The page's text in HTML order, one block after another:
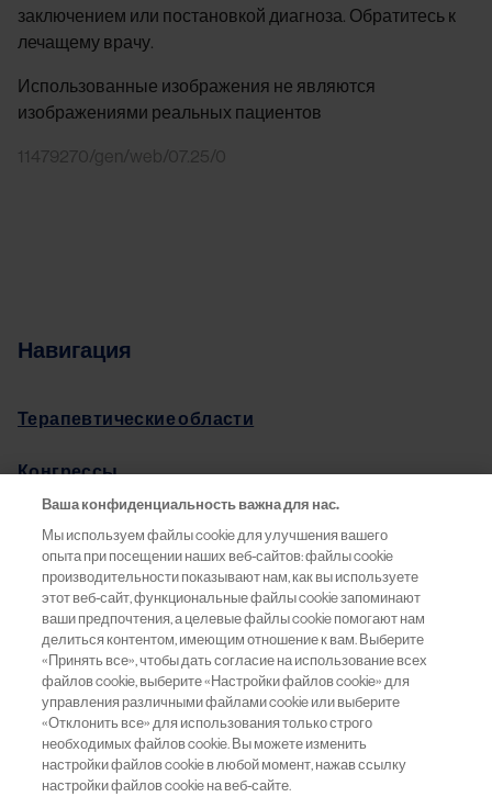
заключением или постановкой диагноза. Обратитесь к
лечащему врачу.
Использованные изображения не являются
изображениями реальных пациентов
11479270/gen/web/07.25/0
Навигация
Терапевтические области
Конгрессы
Информация о препаратах
Обратная связь
ООО «Новартис Фарма»
Москва, 125315
Россия
Ваша конфиденциальность важна для нас.
Мы используем файлы cookie для улучшения вашего
опыта при посещении наших веб-сайтов: файлы cookie
производительности показывают нам, как вы используете
этот веб-сайт, функциональные файлы cookie запоминают
ваши предпочтения, а целевые файлы cookie помогают нам
делиться контентом, имеющим отношение к вам. Выберите
«Принять все», чтобы дать согласие на использование всех
файлов cookie, выберите «Настройки файлов cookie» для
управления различными файлами cookie или выберите
«Отклонить все» для использования только строго
необходимых файлов cookie. Вы можете изменить
настройки файлов cookie в любой момент, нажав ссылку
настройки файлов cookie на веб-сайте.